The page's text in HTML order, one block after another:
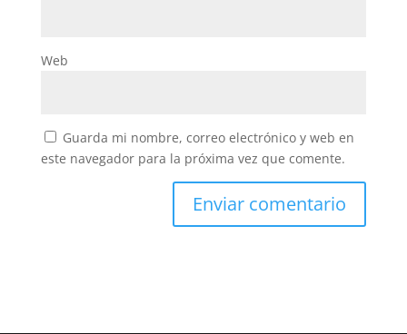
Web
Guarda mi nombre, correo electrónico y web en
este navegador para la próxima vez que comente.